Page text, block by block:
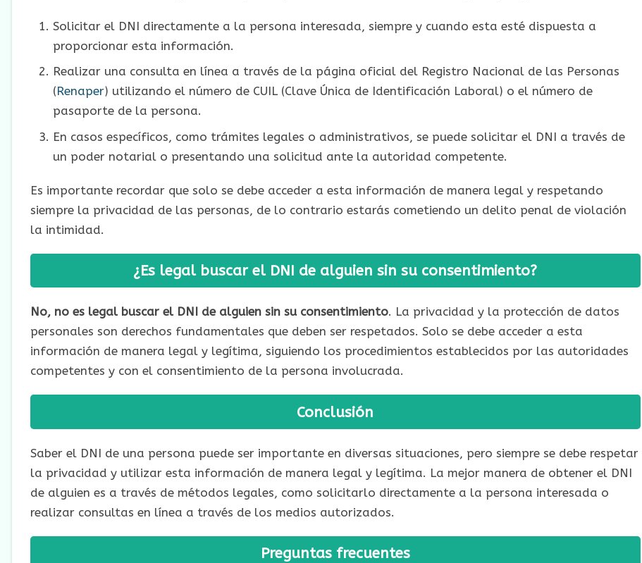
Solicitar el DNI directamente a la persona interesada, siempre y cuando esta esté dispuesta a
proporcionar esta información.
Realizar una consulta en línea a través de la página oficial del Registro Nacional de las Personas
(Renaper) utilizando el número de CUIL (Clave Única de Identificación Laboral) o el número de
pasaporte de la persona.
En casos específicos, como trámites legales o administrativos, se puede solicitar el DNI a través de
un poder notarial o presentando una solicitud ante la autoridad competente.
Es importante recordar que solo se debe acceder a esta información de manera legal y respetando
siempre la privacidad de las personas, de lo contrario estarás cometiendo un delito penal de violación
la intimidad.
¿Es legal buscar el DNI de alguien sin su consentimiento?
No, no es legal buscar el DNI de alguien sin su consentimiento. La privacidad y la protección de datos
personales son derechos fundamentales que deben ser respetados. Solo se debe acceder a esta
información de manera legal y legítima, siguiendo los procedimientos establecidos por las autoridades
competentes y con el consentimiento de la persona involucrada.
Conclusión
Saber el DNI de una persona puede ser importante en diversas situaciones, pero siempre se debe respetar
la privacidad y utilizar esta información de manera legal y legítima. La mejor manera de obtener el DNI
de alguien es a través de métodos legales, como solicitarlo directamente a la persona interesada o
realizar consultas en línea a través de los medios autorizados.
Preguntas frecuentes